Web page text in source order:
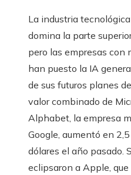
La industria
domina la parte
pero las empresas con
han puesto la IA
de sus futuros planes
valor combinado de
Alphabet, la empresa
Google, aumentó en
dólares el año pasado.
eclipsaron a Apple, que